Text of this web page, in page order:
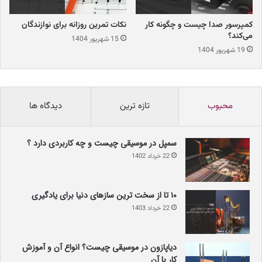
گیتار باروک و کلاسیک: اضافه شدن
سیم‌ها و تغییرات ساختاری
در دوران باروک (قرن ۱۷ و ۱۸)، گیتار شروع به تحول کرد. تعداد سیم‌ها به
پنج جفت افزایش یافت و ابعاد آن بزرگ‌تر شد. این ساز که به گیتار باروک
معروف است، در موسیقی مجلسی و اپرا مورد استفاده قرار گرفت و
آهنگسازانی مانند رابرت د ویزه (Robert de Visée) قطعاتی برای آن
نوشتند. صدای این گیتار به دلیل استفاده از سیم‌های روده و ساختار
سبک‌تر، بسیار ظریف و شفاف بود.
اما انقلاب اصلی در دوران کلاسیک (اواخر قرن ۱۸ و اوایل قرن ۱۹) رخ داد.
کمپرسور صدا چیست و چگونه کار
می‌کند؟
19 شهریور 1404
نکات تمرین روزانه برای نوازندگان
15 شهریور 1404
محبوب تازه ترین دیدگاه ها
سمپل در موسیقی چیست و چه کاربردی دارد ؟
22 خرداد 1402
۱۰ تا از سخت ترین سازهای دنیا برای یادگیری
22 خرداد 1403
دیاپازون در موسیقی چیست؟ انواع آن و آموزش